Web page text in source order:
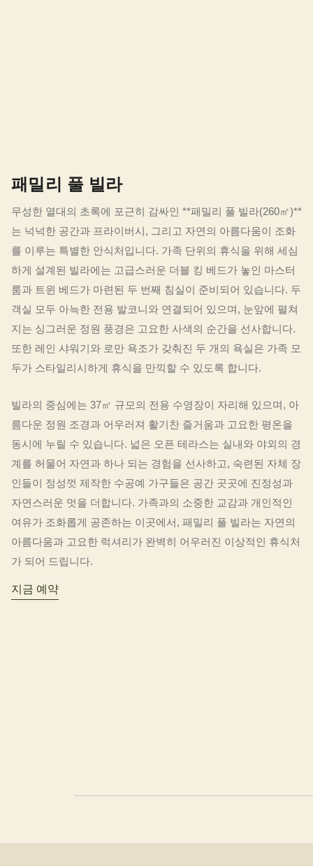
패밀리 풀 빌라
무성한 열대의 초록에 포근히 감싸인 **패밀리 풀 빌라(260㎡)**
는 넉넉한 공간과 프라이버시, 그리고 자연의 아름다움이 조화
를 이루는 특별한 안식처입니다. 가족 단위의 휴식을 위해 세심
하게 설계된 빌라에는 고급스러운 더블 킹 베드가 놓인 마스터
룸과 트윈 베드가 마련된 두 번째 침실이 준비되어 있습니다. 두
객실 모두 아늑한 전용 발코니와 연결되어 있으며, 눈앞에 펼쳐
지는 싱그러운 정원 풍경은 고요한 사색의 순간을 선사합니다.
또한 레인 샤워기와 로만 욕조가 갖춰진 두 개의 욕실은 가족 모
두가 스타일리시하게 휴식을 만끽할 수 있도록 합니다.
빌라의 중심에는 37㎡ 규모의 전용 수영장이 자리해 있으며, 아
름다운 정원 조경과 어우러져 활기찬 즐거움과 고요한 평온을
동시에 누릴 수 있습니다. 넓은 오픈 테라스는 실내와 야외의 경
계를 허물어 자연과 하나 되는 경험을 선사하고, 숙련된 자체 장
인들이 정성껏 제작한 수공예 가구들은 공간 곳곳에 진정성과
자연스러운 멋을 더합니다. 가족과의 소중한 교감과 개인적인
여유가 조화롭게 공존하는 이곳에서, 패밀리 풀 빌라는 자연의
아름다움과 고요한 럭셔리가 완벽히 어우러진 이상적인 휴식처
가 되어 드립니다.
지금 예약